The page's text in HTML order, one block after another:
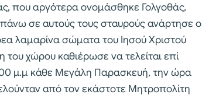
που αργότερα ονομάσθηκε Γολγοθάς,
σε αυτούς τους σταυρούς ανάρτησε ο
λαμαρίνα σώματα του Ιησού Χριστού
χώρου καθιέρωσε να τελείται επί
μ.μ κάθε Μεγάλη Παρασκευή, την ώρα
από τον εκάστοτε Μητροπολίτη